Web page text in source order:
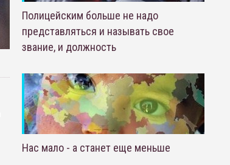
Полицейским больше не надо
представляться и называть свое
звание, и должность
Нас мало - а станет еще меньше